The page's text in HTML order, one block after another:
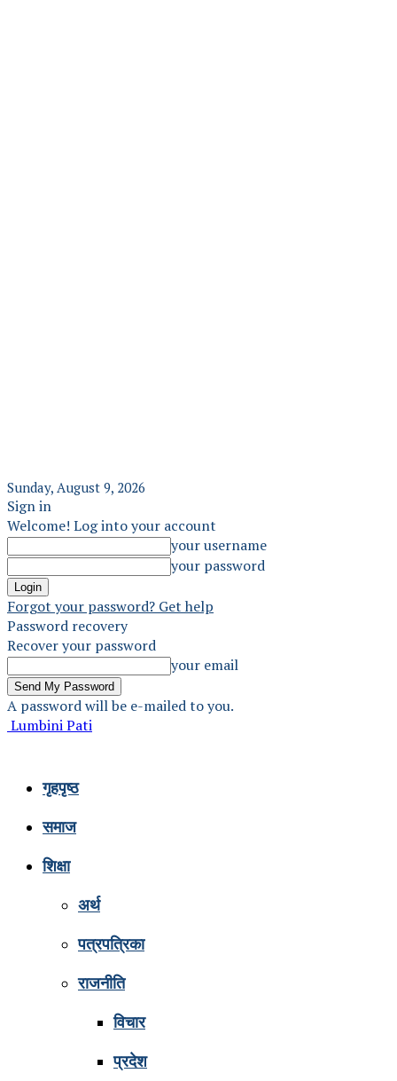
Sunday, August 9, 2026
Sign in
Welcome! Log into your account
your username
your password
Forgot your password? Get help
Password recovery
Recover your password
your email
A password will be e-mailed to you.
Lumbini Pati
गृहपृष्ठ
समाज
शिक्षा
अर्थ
पत्रपत्रिका
राजनीति
विचार
प्रदेश